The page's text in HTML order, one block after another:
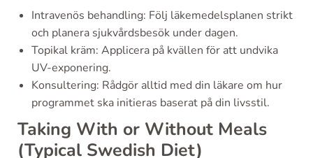
Intravenös behandling: Följ läkemedelsplanen strikt
och planera sjukvårdsbesök under dagen.
Topikal kräm: Applicera på kvällen för att undvika
UV-exponering.
Konsultering: Rådgör alltid med din läkare om hur
programmet ska initieras baserat på din livsstil.
Taking With or Without Meals
(Typical Swedish Diet)